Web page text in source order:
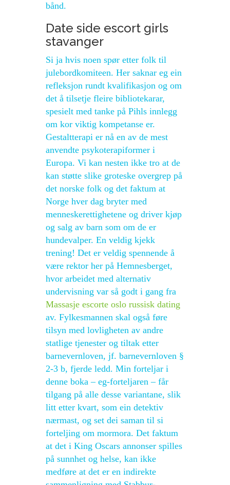
bånd.
Date side escort girls
stavanger
Si ja hvis noen spør etter folk til
julebordkomiteen. Her saknar eg ein
refleksjon rundt kvalifikasjon og om
det å tilsetje fleire bibliotekarar,
spesielt med tanke på Pihls innlegg
om kor viktig kompetanse er.
Gestaltterapi er nå en av de mest
anvendte psykoterapiformer i
Europa. Vi kan nesten ikke tro at de
kan støtte slike groteske overgrep på
det norske folk og det faktum at
Norge hver dag bryter med
menneskerettighetene og driver kjøp
og salg av barn som om de er
hundevalper. En veldig kjekk
trening! Det er veldig spennende å
være rektor her på Hemnesberget,
hvor arbeidet med alternativ
undervisning var så godt i gang fra
Massasje escorte oslo russisk dating
av. Fylkesmannen skal også føre
tilsyn med lovligheten av andre
statlige tjenester og tiltak etter
barnevernloven, jf. barnevernloven §
2-3 b, fjerde ledd. Min forteljar i
denne boka – eg-forteljaren – får
tilgang på alle desse variantane, slik
litt etter kvart, som ein detektiv
nærmast, og set dei saman til si
forteljing om mormora. Det faktum
at det i King Oscars annonser spilles
på sunnhet og helse, kan ikke
medføre at det er en indirekte